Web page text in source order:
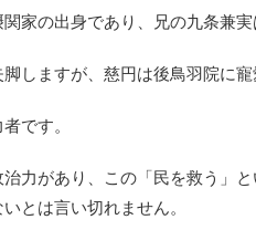
家の出身であり、兄の九条兼実
しますが、慈円は後鳥羽院に寵
です。
力があり、この「民を救う」
とは言い切れません。